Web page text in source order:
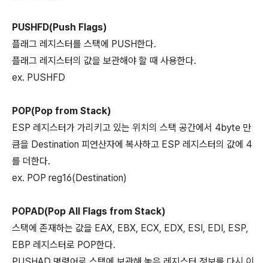
PUSHFD(Push Flags)
플래그 레지스터를 스택에 PUSH한다.
플래그 레지스터의 값을 보관해야 할 때 사용한다.
ex. PUSHFD
POP(Pop from Stack)
ESP 레지스터가 가리키고 있는 위치의 스택 공간에서 4byte 만
큼을 Destination 피연산자에 복사하고 ESP 레지스터의 값에 4
를 더한다.
ex. POP reg16(Destination)
POPAD(Pop All Flags from Stack)
스택에 존재하는 값을 EAX, EBX, ECX, EDX, ESI, EDI, ESP,
EBP 레지스터로 POP한다.